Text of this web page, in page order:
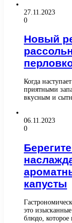
27.11.2023
0
Новый
Когда
приятными
вкусным и
06.11.2023
0
капусты
это
блюдо,